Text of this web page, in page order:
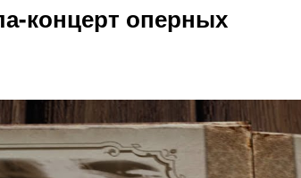
концерт оперных